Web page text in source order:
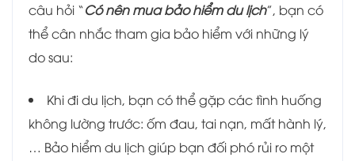
câu hỏi “Có nên mua bảo hiểm du lịch”, bạn có
thể cân nhắc tham gia bảo hiểm với những lý
do sau:
Khi đi du lịch, bạn có thể gặp các tình huống
không lường trước: ốm đau, tai nạn, mất hành lý,
… Bảo hiểm du lịch giúp bạn đối phó rủi ro một